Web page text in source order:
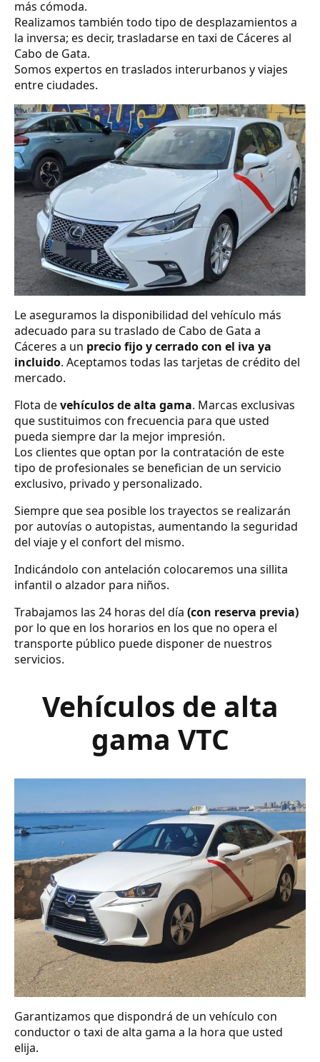
más cómoda.
Realizamos también todo tipo de desplazamientos a
la inversa; es decir, trasladarse en taxi de Cáceres al
Cabo de Gata.
Somos expertos en traslados interurbanos y viajes
entre ciudades.
Le aseguramos la disponibilidad del vehículo más
adecuado para su traslado de Cabo de Gata a
Cáceres a un precio fijo y cerrado con el iva ya
incluido. Aceptamos todas las tarjetas de crédito del
mercado.
Flota devehículos de alta gama. Marcas exclusivas
que sustituimos con frecuencia para que usted
pueda siempre dar la mejor impresión.
Los clientes que optan por la contratación de este
tipo de profesionales se benefician de un servicio
exclusivo, privado y personalizado.
Siempre que sea posible los trayectos se realizarán
por autovías o autopistas, aumentando la seguridad
del viaje y el confort del mismo.
Indicándolo con antelación colocaremos una sillita
infantil o alzador para niños.
Trabajamos las 24 horas del día (con reserva previa)
por lo que en los horarios en los que no opera el
transporte público puede disponer de nuestros
servicios.
Vehículos de alta
gama VTC
Garantizamos que dispondrá de un vehículo con
conductor o taxi de alta gama a la hora que usted
elija.